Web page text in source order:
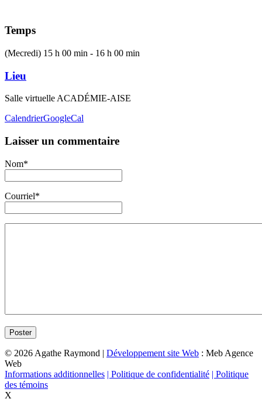
Temps
(Mecredi) 15 h 00 min - 16 h 00 min
Lieu
Salle virtuelle ACADÉMIE-AISE
CalendrierGoogleCal
Laisser un commentaire
Nom*
Courriel*
© 2026 Agathe Raymond | Développement site Web : Meb Agence
Web
Informations additionnelles | Politique de confidentialité | Politique
des témoins
X